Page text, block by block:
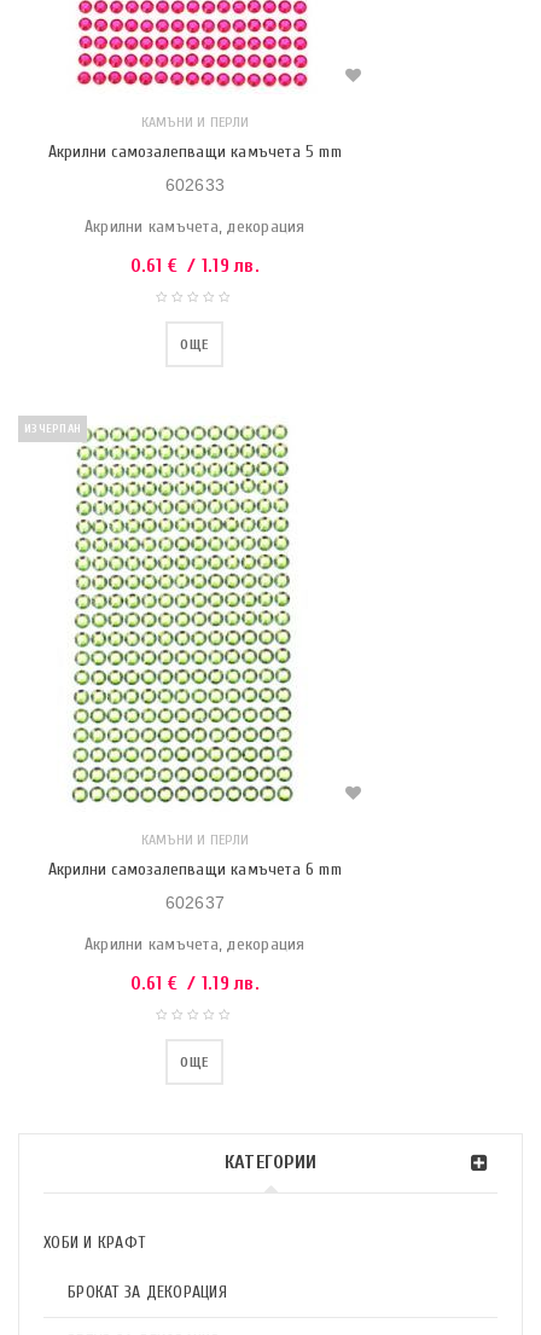
КАТЕГОРИИ
ХОБИ И КРАФТ
БРОКАТ ЗА ДЕКОРАЦИЯ
КАМЪНИ И ПЕРЛИ
Акрилни самозалепващи камъчета 5 mm
602633
Акрилни камъчета, декорация
0.61 € / 1.19 лв.
ОЩЕ
ИЗЧЕРПАН
КАМЪНИ И ПЕРЛИ
Акрилни самозалепващи камъчета 6 mm
602637
Акрилни камъчета, декорация
0.61 € / 1.19 лв.
ОЩЕ